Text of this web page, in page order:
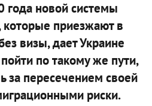
года новой системы
которые приезжают в
визы, дает Украине
по такому же пути,
за пересечением своей
риски.